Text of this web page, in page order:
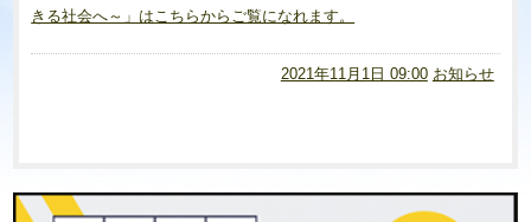
きる社会へ～」はこちらからご覧になれます。
2021年11月1日 09:00 お知らせ